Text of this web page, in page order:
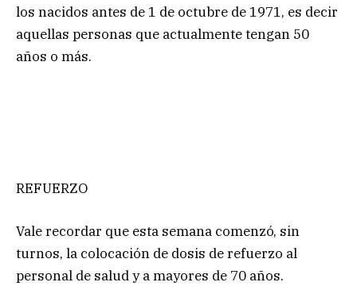
los nacidos antes de 1 de octubre de 1971, es decir
aquellas personas que actualmente tengan 50
años o más.
REFUERZO
Vale recordar que esta semana comenzó, sin
turnos, la colocación de dosis de refuerzo al
personal de salud y a mayores de 70 años.